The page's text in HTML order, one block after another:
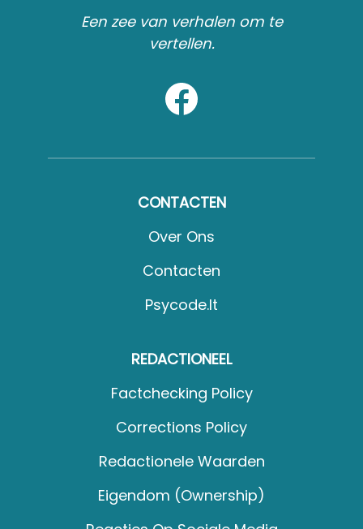
Een zee van verhalen om te
vertellen.
CONTACTEN
Over Ons
Contacten
Psycode.it
REDACTIONEEL
Factchecking Policy
Corrections Policy
Redactionele Waarden
Eigendom (Ownership)